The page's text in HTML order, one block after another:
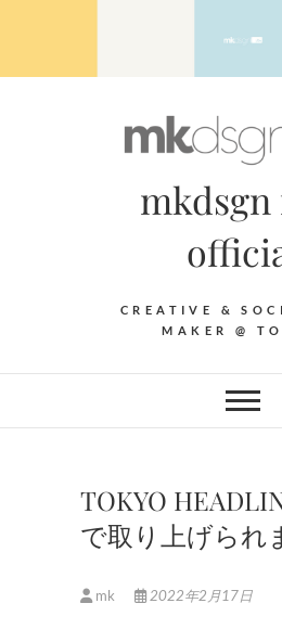
CREATIVE &
MAKER @
TOKYO
で取り上げられ
mk 2022年2月17日